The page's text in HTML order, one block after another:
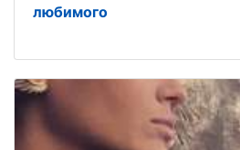
любимого